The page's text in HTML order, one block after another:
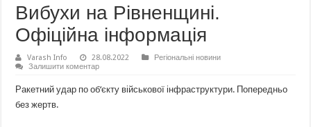
Вибухи на Рівненщині.
Офіційна інформація
Varash Info 28.08.2022
Регіональні новини
Залишити коментар
Ракетний удар по об‘єкту військової інфраструктури. Попередньо
без жертв.